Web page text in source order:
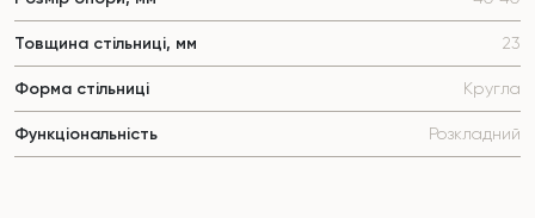
Товщина стільниці, мм 23
Форма стільниці Кругла
Функціональність Розкладний